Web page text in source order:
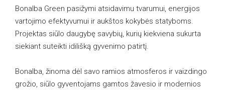
Bonalba Green pasižymi atsidavimu tvarumui, energijos
vartojimo efektyvumui ir aukštos kokybės statyboms.
Projektas siūlo daugybę savybių, kurių kiekviena sukurta
siekiant suteikti idilišką gyvenimo patirtį.
Bonalba, žinoma dėl savo ramios atmosferos ir vaizdingo
grožio, siūlo gyventojams gamtos žavesio ir modernios